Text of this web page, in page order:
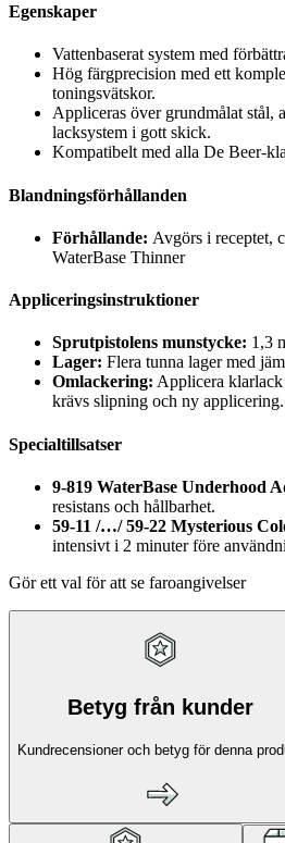
Egenskaper
Vattenbaserat system med
Hög färgprecision med ett
toningsvätskor.
Appliceras över grundmålat stål,
lacksystem i gott skick.
Kompatibelt med alla De Beer-
Blandningsförhållanden
Förhållande: Avgörs i receptet,
WaterBase Thinner
Appliceringsinstruktioner
Sprutpistolens munstycke: 1,3
Lager: Flera tunna lager med
Omlackering: Applicera
krävs slipning och ny applicering.
Specialtillsatser
9-819 WaterBase Underhood
resistans och hållbarhet.
59-11 /…/ 59-22 Mysterious
intensivt i 2 minuter före
Gör ett val för att se faroangivelser
Betyg från kunder
Kundrecensioner och betyg för denna